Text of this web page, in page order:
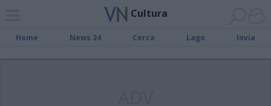
Cultura
Home News 24 Cerca Lago Invia